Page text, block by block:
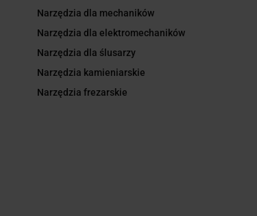
Narzędzia dla mechaników
Narzędzia dla elektromechaników
Narzędzia dla ślusarzy
Narzędzia kamieniarskie
Narzędzia frezarskie